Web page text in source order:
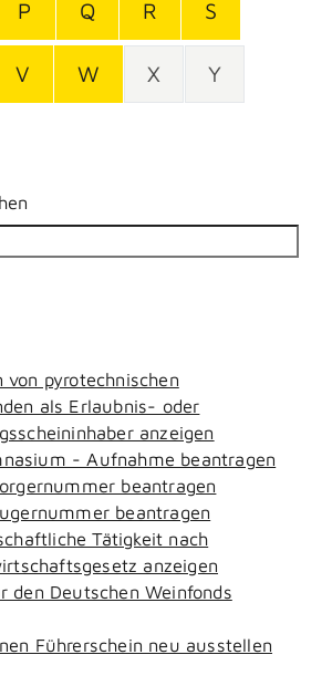
P Q R S
V W X Y
von pyrotechnischen
als Erlaubnis- oder
anzeigen
- Aufnahme beantragen
beantragen
beantragen
Tätigkeit nach
anzeigen
den Deutschen Weinfonds
Führerschein neu ausstellen